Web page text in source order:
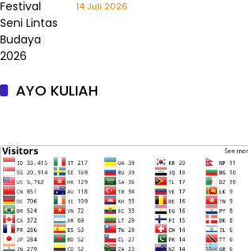
Lintas Budaya 2026
14 Juli 2026
AYO KULIAH